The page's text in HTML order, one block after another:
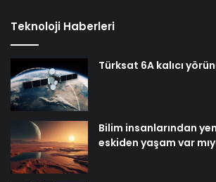
Teknoloji Haberleri
Türksat 6A kalıcı
Bilim insanlarından
eskiden yaşam var